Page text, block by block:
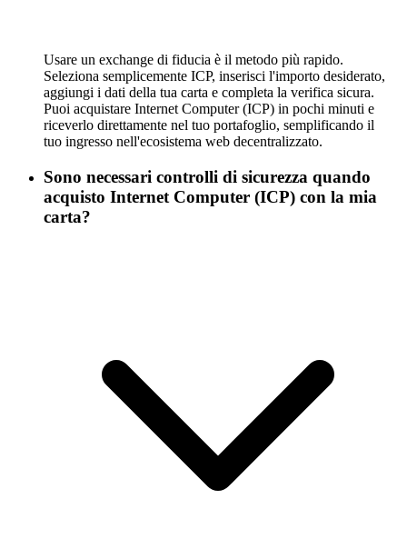
Usare un exchange di fiducia è il metodo più rapido.
Seleziona semplicemente ICP, inserisci l'importo desiderato,
aggiungi i dati della tua carta e completa la verifica sicura.
Puoi acquistare Internet Computer (ICP) in pochi minuti e
riceverlo direttamente nel tuo portafoglio, semplificando il
tuo ingresso nell'ecosistema web decentralizzato.
Sono necessari controlli di sicurezza quando
acquisto Internet Computer (ICP) con la mia
carta?